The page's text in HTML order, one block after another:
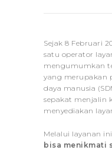
Sejak 8 Februari
satu operator
mengumumkan
yang merupakan
daya manusia
sepakat menjalin
menyediakan
Melalui layanan ini,
bisa menikmati